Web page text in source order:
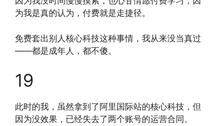
为我是真的认为，付费就是走捷径。
免费套出别人核心科技这种事情，我从来没当真过
——都是成年人，都不傻。
19
此时的我，虽然拿到了阿里国际站的核心科技，但
因为没效果，已经失去了两个账号的运营合同。